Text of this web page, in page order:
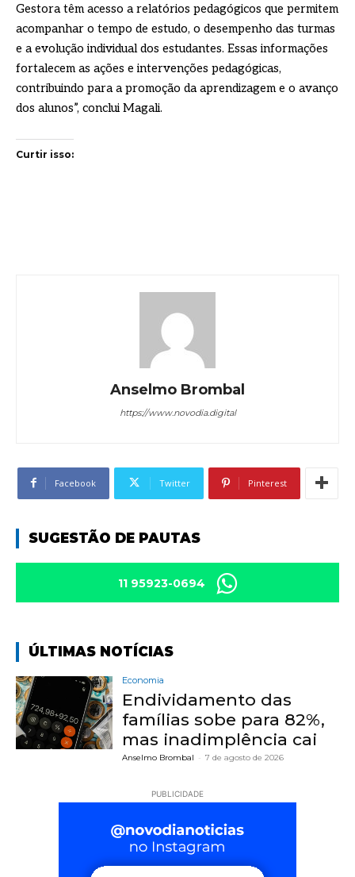
Gestora têm acesso a relatórios pedagógicos que permitem
acompanhar o tempo de estudo, o desempenho das turmas
e a evolução individual dos estudantes. Essas informações
fortalecem as ações e intervenções pedagógicas,
contribuindo para a promoção da aprendizagem e o avanço
dos alunos”, conclui Magali.
Curtir isso:
Anselmo Brombal
https://www.novodia.digital
Facebook Twitter Pinterest
SUGESTÃO DE PAUTAS
11 95923-0694
ÚLTIMAS NOTÍCIAS
Economia
Endividamento das
famílias sobe para 82%,
mas inadimplência cai
Anselmo Brombal - 7 de agosto de 2026
PUBLICIDADE